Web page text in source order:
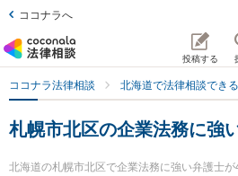
ココナラへ
投稿する
ココナラ法律相談 北海道で法律相談でき
札幌市北区の企業法務に強
北海道の札幌市北区で企業法務に強い弁護士